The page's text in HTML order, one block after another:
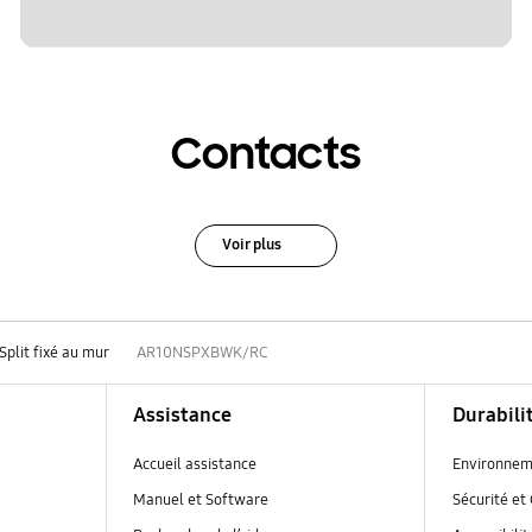
Contacts
Voir plus
fixé au mur AR10NSPXBWK/RC
Assistance
Accueil assistance
Manuel et Software
Sécurité et